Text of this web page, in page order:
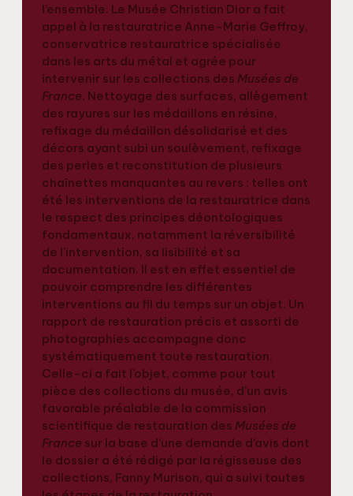
l’ensemble. Le Musée Christian Dior a fait
appel à la restauratrice Anne-Marie Geffroy,
conservatrice restauratrice spécialisée
dans les arts du métal et agrée pour
intervenir sur les collections des Musées de
France. Nettoyage des surfaces, allègement
des rayures sur les médaillons en résine,
refixage du médaillon désolidarisé et des
décors ayant subi un soulèvement, refixage
des perles et reconstitution de plusieurs
chaînettes manquantes au revers : telles ont
été les interventions de la restauratrice dans
le respect des principes déontologiques
fondamentaux, notamment la réversibilité
de l’intervention, sa lisibilité et sa
documentation. Il est en effet essentiel de
pouvoir comprendre les différentes
interventions au fil du temps sur un objet. Un
rapport de restauration précis et assorti de
photographies accompagne donc
systématiquement toute restauration.
Celle-ci a fait l’objet, comme pour tout
pièce des collections du musée, d’un avis
favorable préalable de la commission
scientifique de restauration des Musées de
France sur la base d’une demande d’avis dont
le dossier a été rédigé par la régisseuse des
collections, Fanny Murison, qui a suivi toutes